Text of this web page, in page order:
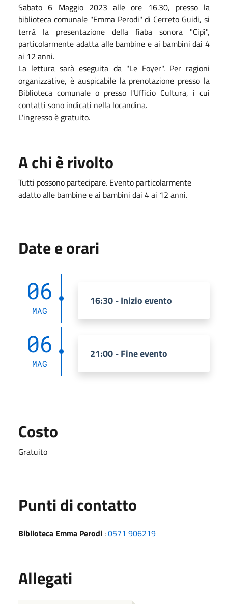
Sabato 6 Maggio 2023 alle ore 16.30, presso la
biblioteca comunale "Emma Perodi" di Cerreto Guidi, si
terrà la presentazione della fiaba sonora "Cipì",
particolarmente adatta alle bambine e ai bambini dai 4
ai 12 anni.
La lettura sarà eseguita da "Le Foyer". Per ragioni
organizzative, è auspicabile la prenotazione presso la
Biblioteca comunale o presso l'Ufficio Cultura, i cui
contatti sono indicati nella locandina.
L'ingresso è gratuito.
A chi è rivolto
Tutti possono partecipare. Evento particolarmente
adatto alle bambine e ai bambini dai 4 ai 12 anni.
Date e orari
06
MAG
16:30 - Inizio evento
06
MAG
21:00 - Fine evento
Costo
Gratuito
Punti di contatto
Biblioteca Emma Perodi :0571 906219
Allegati